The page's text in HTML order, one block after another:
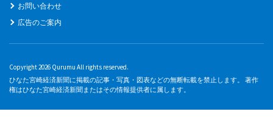
お問い合わせ
広告のご案内
Copyright 2026 Qurumu All rights reserved.
ひなた宮崎経済新聞に掲載の記事・写真・図表などの無断転載を禁止します。 著作
権はひなた宮崎経済新聞またはその情報提供者に属します。